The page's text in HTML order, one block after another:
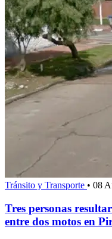
Tránsito y Transporte • 08
Tres personas
entre dos motos en